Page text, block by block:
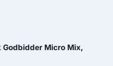
67.50 kr..
Micro Mix,